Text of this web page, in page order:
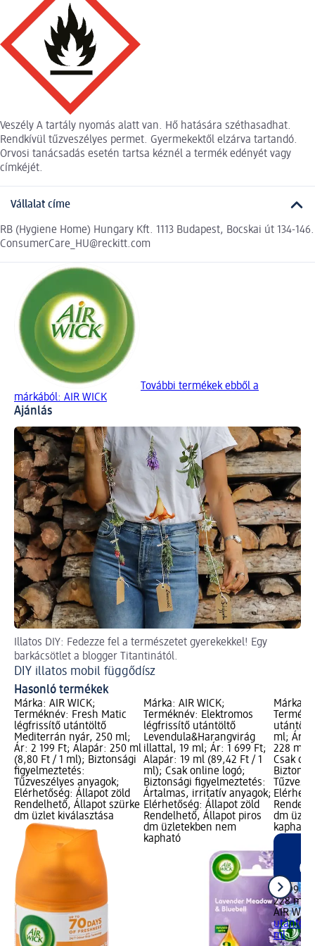
Veszély A tartály nyomás alatt van. Hő hatására széthasadhat.
Rendkívül tűzveszélyes permet. Gyermekektől elzárva tartandó.
Orvosi tanácsadás esetén tartsa kéznél a termék edényét vagy
címkéjét.
Vállalat címe
RB (Hygiene Home) Hungary Kft. 1113 Budapest, Bocskai út 134-146.
ConsumerCare_HU@reckitt.com
További termékek ebből a
márkából: AIR WICK
Ajánlás
Illatos DIY: Fedezze fel a természetet gyerekekkel! Egy
barkácsötlet a blogger Titantinától.
DIY illatos mobil függődísz
Hasonló termékek
Márka: AIR WICK;
Terméknév: Fresh Matic
légfrissítő utántöltő
Mediterrán nyár, 250 ml;
Ár: 2 199 Ft; Alapár: 250 ml
(8,80 Ft / 1 ml); Biztonsági
figyelmeztetés:
Tűzveszélyes anyagok;
Elérhetőség: Állapot zöld
Rendelhető, Állapot szürke
dm üzlet kiválasztása
Márka: AIR WICK;
Terméknév: Elektromos
légfrissítő utántöltő
Levendula&Harangvirág
illattal, 19 ml; Ár: 1 699 Ft;
Alapár: 19 ml (89,42 Ft / 1
ml); Csak online logó;
Biztonsági figyelmeztetés:
Ártalmas, irritatív anyagok;
Elérhetőség: Állapot zöld
Rendelhető, Állapot piros
dm üzletekben nem
kapható
Márka:
ml; Ár:
228 ml
Csak
dm
kapható
2 499 Ft
228 ml
AIR
ml